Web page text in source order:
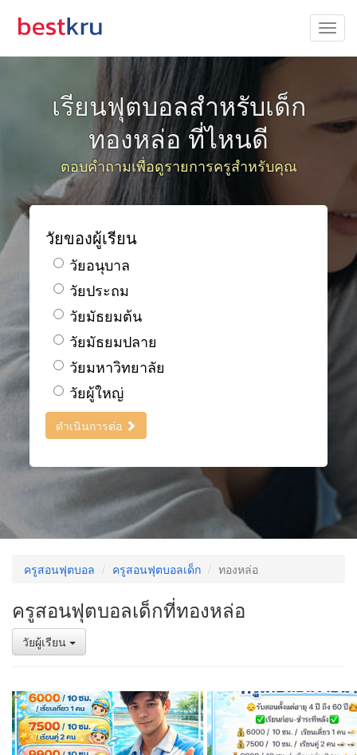
เรียนฟุตบอลสำหรับเด็ก
ทองหล่อ ที่ไหนดี
ตอบคำถามเพื่อดูรายการครูสำหรับคุณ
วัยของผู้เรียน
วัยอนุบาล
วัยประถม
วัยมัธยมต้น
วัยมัธยมปลาย
วัยมหาวิทยาลัย
วัยผู้ใหญ่
ดำเนินการต่อ
ครูสอนฟุตบอล ครูสอนฟุตบอลเด็ก ทองหล่อ
ครูสอนฟุตบอลเด็กที่ทองหล่อ
วัยผู้เรียน